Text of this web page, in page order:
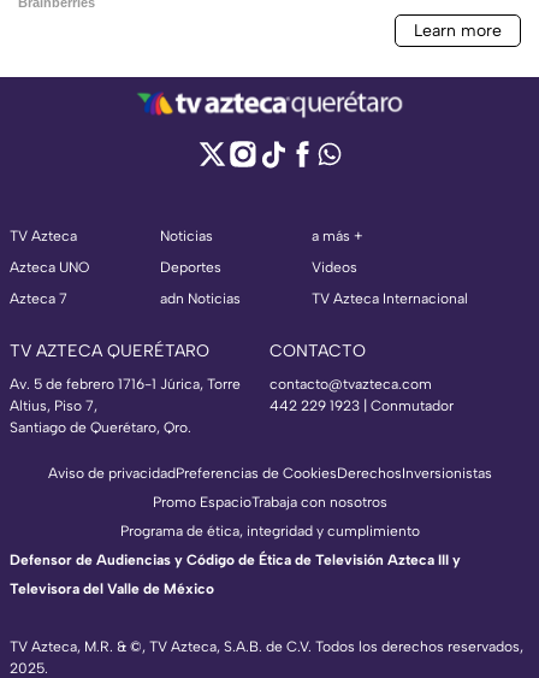
TV Azteca
Azteca UNO
Azteca 7
Noticias
Deportes
adn Noticias
a más +
Videos
TV Azteca Internacional
TV AZTECA QUERÉTARO
Av. 5 de febrero 1716-1 Júrica, Torre
Altius, Piso 7,
Santiago de Querétaro, Qro.
CONTACTO
contacto@tvazteca.com
442 229 1923 | Conmutador
TV Azteca, M.R. & ©, TV Azteca, S.A.B. de C.V. Todos los derechos reservados,
2025.
Aviso de privacidadPreferencias de CookiesDerechosInversionistas
Promo EspacioTrabaja con nosotros
Programa de ética, integridad y cumplimiento
Defensor de Audiencias y Código de Ética de Televisión Azteca III y
Televisora del Valle de México